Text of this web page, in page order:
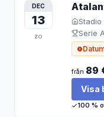
DEC
13
zo
Stadio
Serie A
från 89
Visa
100 %